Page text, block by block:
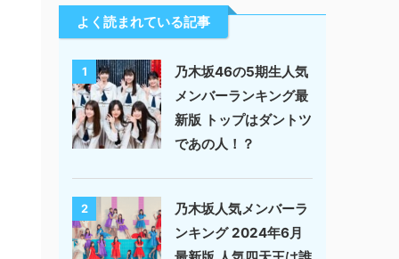
よく読まれている記事
1
乃木坂46の5期生人気
メンバーランキング最
新版 トップはダントツ
であの人！？
2
乃木坂人気メンバーラ
ンキング 2024年6月